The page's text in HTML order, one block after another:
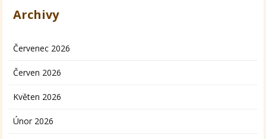
Archivy
Červenec 2026
Červen 2026
Květen 2026
Únor 2026